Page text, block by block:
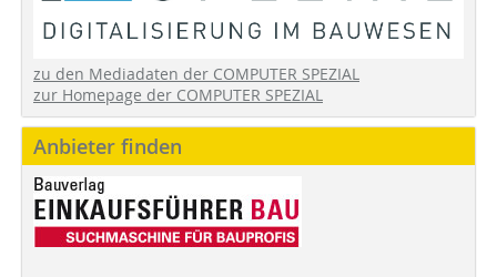
zu den Mediadaten der COMPUTER SPEZIAL
zur Homepage der COMPUTER SPEZIAL
Anbieter finden